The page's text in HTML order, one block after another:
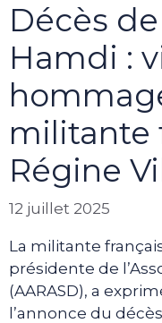
Décès
Hamdi :
militante
Régine
12 juillet 2025
La militante
présidente de
(AARASD), a
l’annonce du